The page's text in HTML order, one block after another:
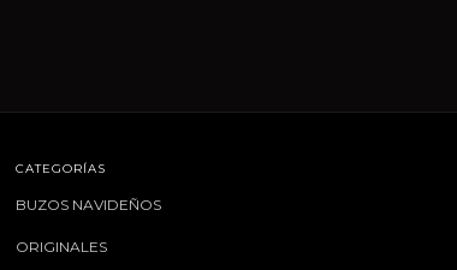
CATEGORÍAS
BUZOS NAVIDEÑOS
ORIGINALES